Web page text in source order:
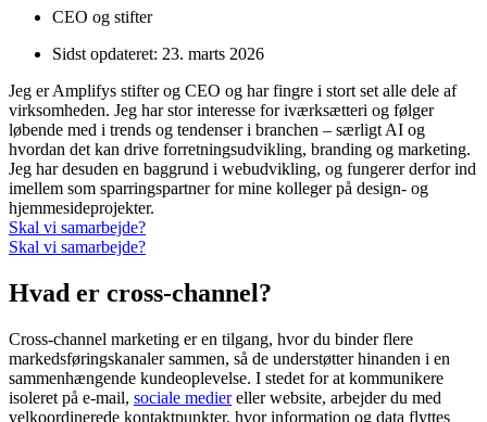
CEO og stifter
Sidst opdateret: 23. marts 2026
Jeg er Amplifys stifter og CEO og har fingre i stort set alle dele af
virksomheden. Jeg har stor interesse for iværksætteri og følger
løbende med i trends og tendenser i branchen – særligt AI og
hvordan det kan drive forretningsudvikling, branding og marketing.
Jeg har desuden en baggrund i webudvikling, og fungerer derfor ind
imellem som sparringspartner for mine kolleger på design- og
hjemmesideprojekter.
Skal vi samarbejde?
Skal vi samarbejde?
Hvad er cross-channel?
Cross-channel marketing er en tilgang, hvor du binder flere
markedsføringskanaler sammen, så de understøtter hinanden i en
sammenhængende kundeoplevelse. I stedet for at kommunikere
isoleret på e-mail, sociale mediereller website, arbejder du med
velkoordinerede kontaktpunkter, hvor information og data flyttes